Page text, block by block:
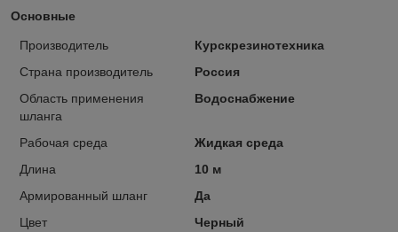
Основные
Производитель
Курскрезинотехника
Страна производитель
Россия
Область применения
шланга
Водоснабжение
Рабочая среда
Жидкая среда
Длина
10 м
Армированный шланг
Да
Цвет
Черный